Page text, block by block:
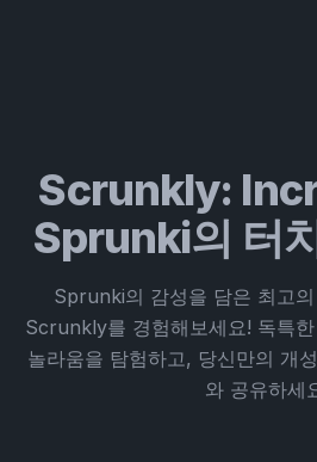
Scrunkly:
Sprunki의 터
Sprunki의 감성을 담은 최고
Scrunkly를 경험해보세요! 독특
놀라움을 탐험하고, 당신만의 개
와 공유하세